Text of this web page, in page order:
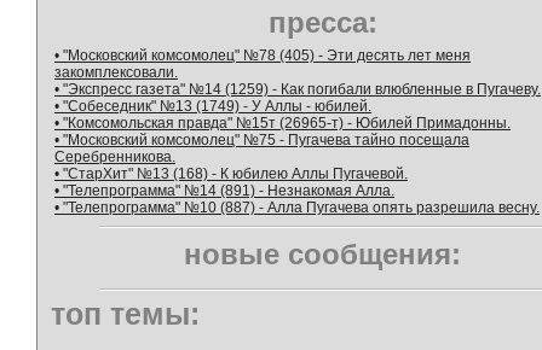
пресса:
• "Московский комсомолец" №78 (405) - Эти десять лет меня
закомплексовали.
• "Экспресс газета" №14 (1259) - Как погибали влюбленные в Пугачеву.
• "Собеседник" №13 (1749) - У Аллы - юбилей.
• "Комсомольская правда" №15т (26965-т) - Юбилей Примадонны.
• "Московский комсомолец" №75 - Пугачева тайно посещала
Серебренникова.
• "СтарХит" №13 (168) - К юбилею Аллы Пугачевой.
• "Телепрограмма" №14 (891) - Незнакомая Алла.
• "Телепрограмма" №10 (887) - Алла Пугачева опять разрешила весну.
новые сообщения:
топ темы: